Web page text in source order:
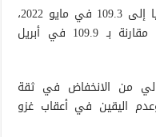
انخفضت ثقة قطاع التصنيع في إيطاليا إلى 109.3 في مايو 2022،
وهو أدنى مستوى منذ أبريل 2021، مقارنة بـ 109.9 في أبريل
من الانخفاض في ثقة
وعدم اليقين في أعقاب غزو